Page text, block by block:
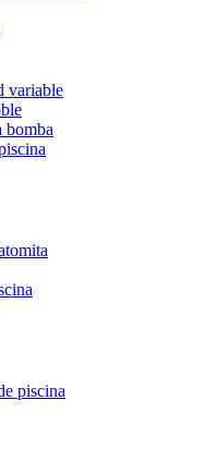
variable
bomba
piscina